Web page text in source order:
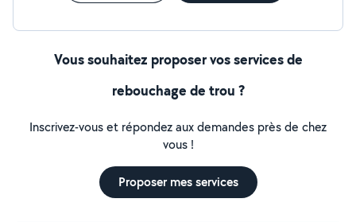
Vous souhaitez proposer vos services de
rebouchage de trou ?
Inscrivez-vous et répondez aux demandes près de chez
vous !
Proposer mes services